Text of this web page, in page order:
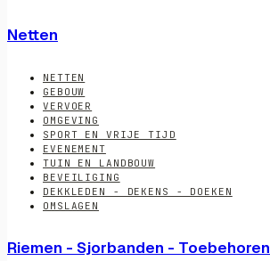
Netten
NETTEN
GEBOUW
VERVOER
OMGEVING
SPORT EN VRIJE TIJD
EVENEMENT
TUIN EN LANDBOUW
BEVEILIGING
DEKKLEDEN - DEKENS - DOEKEN
OMSLAGEN
Riemen - Sjorbanden - Toebehoren